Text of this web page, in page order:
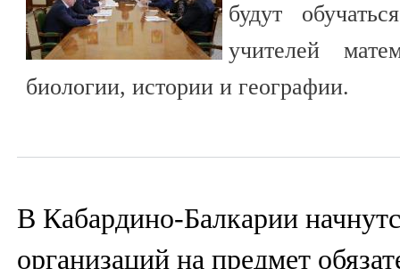
будут
учителей
биологии, истории и географии.
В Кабардино-Балкарии
организаций на предмет